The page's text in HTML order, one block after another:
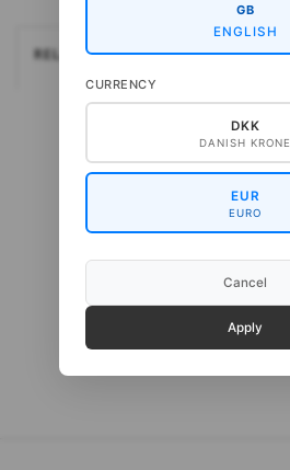
RELATEREDE
Gepard Cash Sock
GB
ENGLISH
CURRENCY
DKK
DANISH KRONE
EUR
EURO
Cancel
Apply